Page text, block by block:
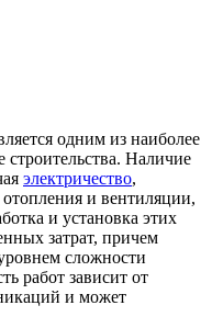
одним из наиболее
строительства. Наличие
электричество,
и вентиляции,
и установка этих
затрат, причем
сложности
работ зависит от
и может